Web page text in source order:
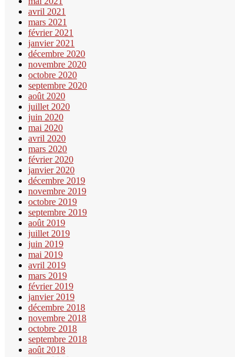
avril 2021
mars 2021
février 2021
janvier 2021
décembre 2020
novembre 2020
octobre 2020
septembre 2020
août 2020
juillet 2020
juin 2020
mai 2020
avril 2020
mars 2020
février 2020
janvier 2020
décembre 2019
novembre 2019
octobre 2019
septembre 2019
août 2019
juillet 2019
juin 2019
mai 2019
avril 2019
mars 2019
février 2019
janvier 2019
décembre 2018
novembre 2018
octobre 2018
septembre 2018
août 2018